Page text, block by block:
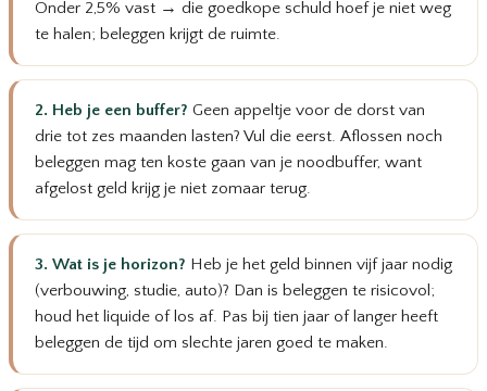
Onder 2,5% vast → die goedkope schuld hoef je niet weg
te halen; beleggen krijgt de ruimte.
2. Heb je een buffer? Geen appeltje voor de dorst van
drie tot zes maanden lasten? Vul die eerst. Aflossen noch
beleggen mag ten koste gaan van je noodbuffer, want
afgelost geld krijg je niet zomaar terug.
3. Wat is je horizon? Heb je het geld binnen vijf jaar nodig
(verbouwing, studie, auto)? Dan is beleggen te risicovol;
houd het liquide of los af. Pas bij tien jaar of langer heeft
beleggen de tijd om slechte jaren goed te maken.